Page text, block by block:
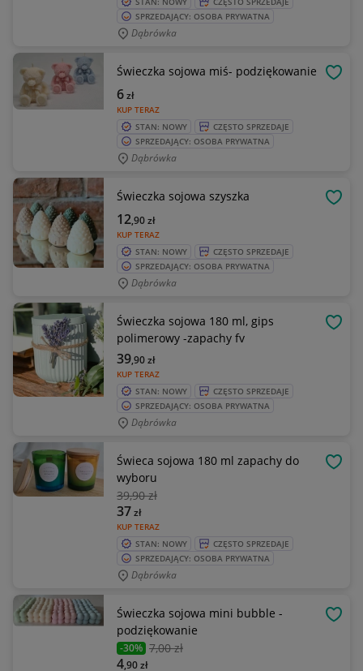
SPRZEDAJĄCY: OSOBA PRYWATNA
Dąbrówka
Świeczka sojowa miś- podziękowanie
KUP TERAZ
6zł
STAN: NOWY
CZĘSTO SPRZEDAJE
SPRZEDAJĄCY: OSOBA PRYWATNA
Dąbrówka
Świeczka sojowa szyszka
KUP TERAZ
12,90zł
STAN: NOWY
CZĘSTO SPRZEDAJE
SPRZEDAJĄCY: OSOBA PRYWATNA
Dąbrówka
Świeczka sojowa 180 ml, gips
polimerowy -zapachy fv
KUP TERAZ
39,90zł
STAN: NOWY
CZĘSTO SPRZEDAJE
SPRZEDAJĄCY: OSOBA PRYWATNA
Dąbrówka
Świeca sojowa 180 ml zapachy do
wyboru
39,90 zł
KUP TERAZ
37zł
STAN: NOWY
CZĘSTO SPRZEDAJE
SPRZEDAJĄCY: OSOBA PRYWATNA
Dąbrówka
Świeczka sojowa mini bubble -
podziękowanie
-30% 7,00 zł
4,90zł